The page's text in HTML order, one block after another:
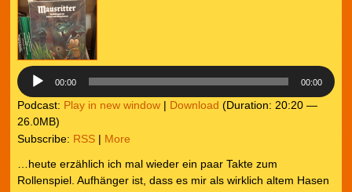
00:00 00:00
Podcast: Play in new window| Download (Duration: 20:20 —
26.0MB)
Subscribe: RSS| More
…heute erzählich ich mal wieder ein paar Takte zum
Rollenspiel. Aufhänger ist, dass es mir als wirklich altem Hasen